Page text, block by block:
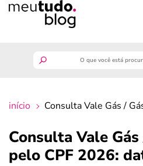
finanças
início Consulta Vale Gás /
Consulta Vale
pelo CPF 2026: